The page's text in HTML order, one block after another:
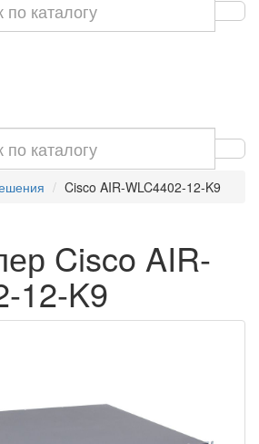
Cisco AIR-WLC4402-12-K9
Cisco AIR-
12-K9